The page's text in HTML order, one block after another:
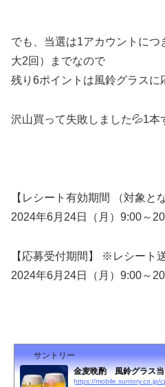
でも、当選は1アカウントにつ
大2回）までなので
残り6ポイントは風鈴グラスに
沢山買って失敗しました💦1本
【レシート有効期間 （対象と
2024年6月24日（月）9:00～
【応募受付期間】 ※レシート
2024年6月24日（月）9:00～
サントリー
金麦晩酌 風鈴グラス当
https://mobile.suntory.co.jp/